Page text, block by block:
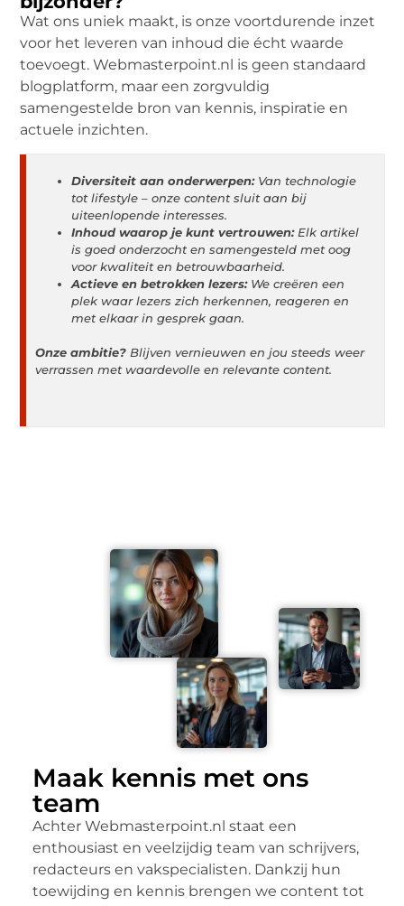
Wat ons uniek maakt, is onze voortdurende inzet
voor het leveren van inhoud die écht waarde
toevoegt. Webmasterpoint.nl is geen standaard
blogplatform, maar een zorgvuldig
samengestelde bron van kennis, inspiratie en
actuele inzichten.
Diversiteit aan onderwerpen:Van technologie
tot lifestyle – onze content sluit aan bij
uiteenlopende interesses.
Inhoud waarop je kunt vertrouwen:Elk artikel
is goed onderzocht en samengesteld met oog
voor kwaliteit en betrouwbaarheid.
Actieve en betrokken lezers:We creëren een
plek waar lezers zich herkennen, reageren en
met elkaar in gesprek gaan.
Onze ambitie? Blijven vernieuwen en jou steeds weer
verrassen met waardevolle en relevante content.
Maak kennis met ons
team
Achter Webmasterpoint.nl staat een
enthousiast en veelzijdig team van schrijvers,
redacteurs en vakspecialisten. Dankzij hun
toewijding en kennis brengen we content tot